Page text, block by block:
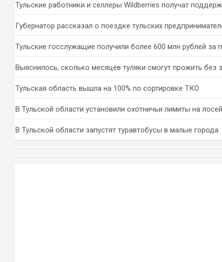
Тульские работники и селлеры Wildberries получат
Губернатор рассказал о поездке тульских
Тульские госслужащие получили более 600 млн рублей за
Выяснилось, сколько месяцев туляки смогут прожить без
Тульская область вышла на 100% по сортировке ТКО
В Тульской области установили охотничьи лимиты на
В Тульской области запустят туравтобусы в малые города